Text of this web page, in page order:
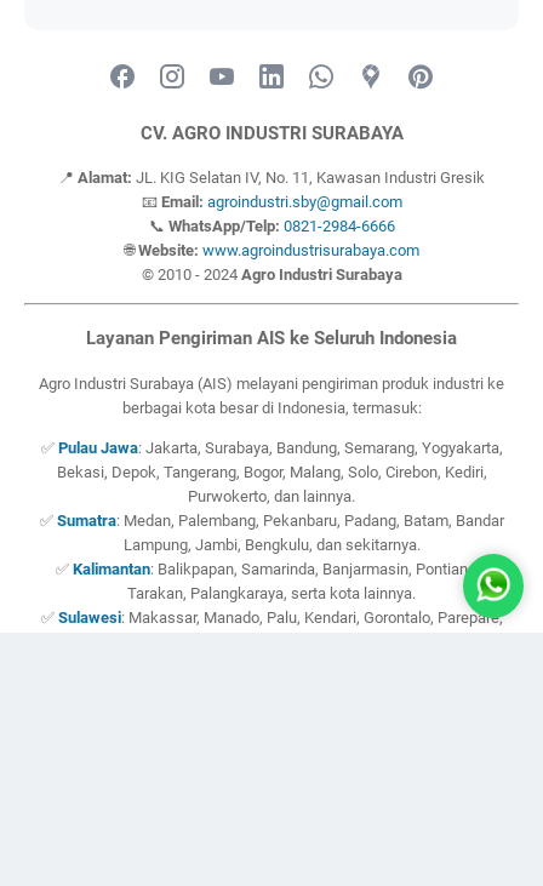
CV. AGRO INDUSTRI SURABAYA
📍 Alamat: JL. KIG Selatan IV, No. 11, Kawasan Industri Gresik
📧 Email: agroindustri.sby@gmail.com
📞 WhatsApp/Telp: 0821-2984-6666
🌐Website: www.agroindustrisurabaya.com
© 2010 - 2024 Agro Industri Surabaya
Layanan Pengiriman AIS ke Seluruh Indonesia
Agro Industri Surabaya (AIS) melayani pengiriman produk industri ke
berbagai kota besar di Indonesia, termasuk:
✅ Pulau Jawa: Jakarta, Surabaya, Bandung, Semarang, Yogyakarta,
Bekasi, Depok, Tangerang, Bogor, Malang, Solo, Cirebon, Kediri,
Purwokerto, dan lainnya.
✅ Sumatra: Medan, Palembang, Pekanbaru, Padang, Batam, Bandar
Lampung, Jambi, Bengkulu, dan sekitarnya.
✅ Kalimantan: Balikpapan, Samarinda, Banjarmasin, Pontianak,
Tarakan, Palangkaraya, serta kota lainnya.
✅ Sulawesi: Makassar, Manado, Palu, Kendari, Gorontalo, Parepare,